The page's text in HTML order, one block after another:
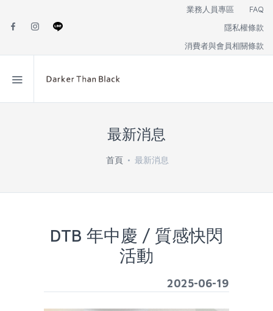
業務人員專區
FAQ
隱私權條款
消費者與會員相關條款
最新消息
首頁 最新消息
DTB 年中慶 / 質感快閃
活動
2025-06-19